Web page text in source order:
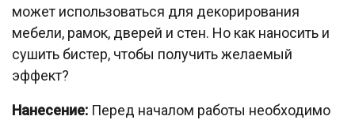
может использоваться для декорирования
мебели, рамок, дверей и стен. Но как наносить и
сушить бистер, чтобы получить желаемый
эффект?
Нанесение: Перед началом работы необходимо